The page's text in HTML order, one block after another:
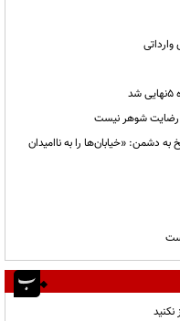
رضایت شوهر نیست
دشمن: «خیابان‌ها را به ناامیدان